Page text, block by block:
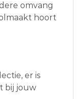
omvang
hoort
er is
bij jouw